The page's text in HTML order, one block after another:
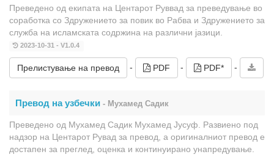
Преведено од екипата на Центарот Руввад за преведување во
соработка со Здружението за повик во Рабва и Здружението за
служба на исламската содржина на различни јазици.
2023-10-31 - V1.0.4
Прелистување на превод - PDF - PDF* -
Превод на узбечки - Мухамед Садик
Преведено од Мухамед Садик Мухамед Јусуф. Развиено под
надзор на Центарот Рувад за превод, а оригиналниот превод е
достапен за преглед, оценка и континуирано унапредување.